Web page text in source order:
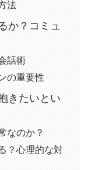
法
か？コミュ
話術
の重要性
きたいとい
なのか？
？心理的な対